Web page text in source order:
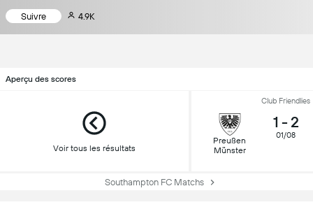
Suivre 4.9K
Aperçu des scores
Voir tous les résultats
Club Friendlies
Preußen
Münster
1 - 2
01/08
Southampton FC Matchs